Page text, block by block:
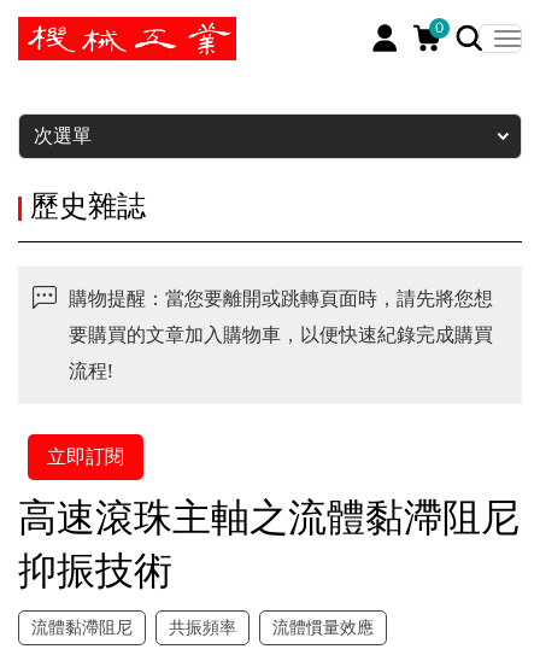
0
暫停
次選單
歷史雜誌
購物提醒：當您要離開或跳轉頁面時，請先將您想
要購買的文章加入購物車，以便快速紀錄完成購買
流程!
立即訂閱
高速滾珠主軸之流體黏滯阻尼
抑振技術
流體黏滯阻尼 共振頻率 流體慣量效應